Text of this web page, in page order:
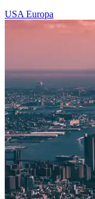
USA Europa